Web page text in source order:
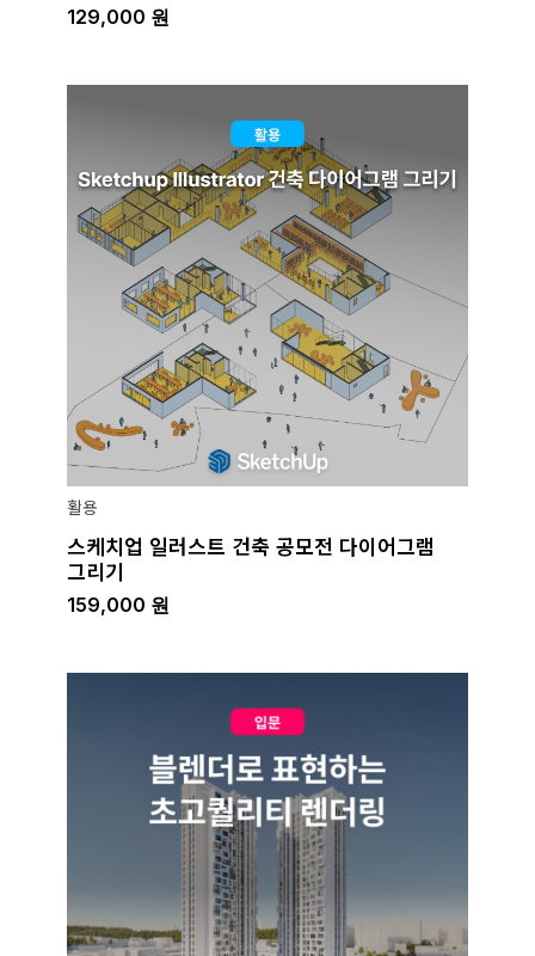
129,000 원
활용
스케치업 일러스트 건축 공모전 다이어그램
그리기
159,000 원